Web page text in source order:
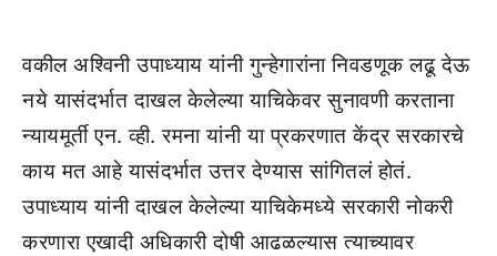
वकील अश्विनी उपाध्याय यांनी गुन्हेगारांना निवडणूक लढू देऊ
नये यासंदर्भात दाखल केलेल्या याचिकेवर सुनावणी करताना
न्यायमूर्ती एन. व्ही. रमना यांनी या प्रकरणात केंद्र सरकारचे
काय मत आहे यासंदर्भात उत्तर देण्यास सांगितलं होतं.
उपाध्याय यांनी दाखल केलेल्या याचिकेमध्ये सरकारी नोकरी
करणारा एखादी अधिकारी दोषी आढळल्यास त्याच्यावर